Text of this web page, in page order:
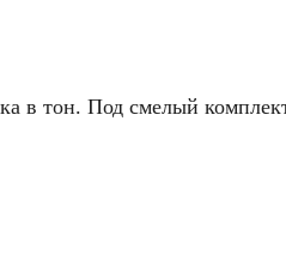
в тон. Под смелый